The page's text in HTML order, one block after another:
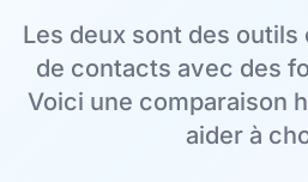
Les deux sont des
de contacts avec des
Voici une comparaison
aider à